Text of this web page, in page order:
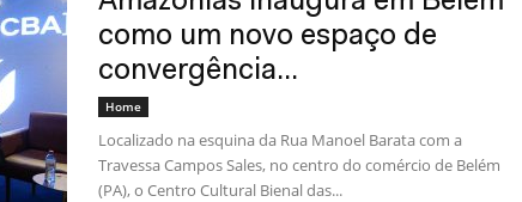
como um novo espaço de
convergência...
Home
Localizado na esquina da Rua Manoel Barata com a
Travessa Campos Sales, no centro do comércio de Belém
(PA), o Centro Cultural Bienal das...